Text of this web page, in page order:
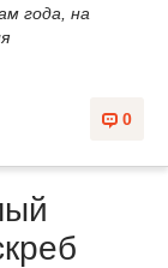
года, на
0